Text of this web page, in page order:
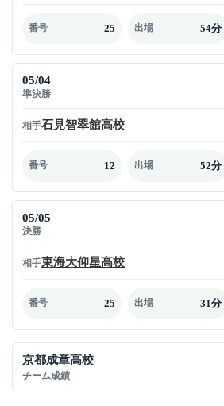
番号 25 出場 54分
05/04
準決勝
相手石見智翠館高校
番号 12 出場 52分
05/05
決勝
相手東海大仰星高校
番号 25 出場 31分
京都成章高校
チーム成績